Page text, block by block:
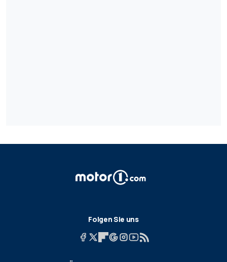
Folgen Sie uns